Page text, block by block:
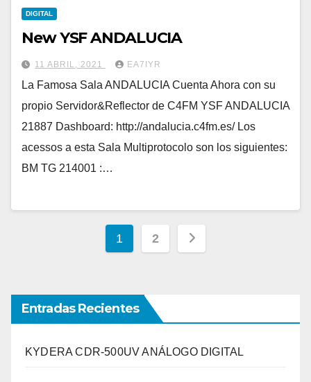
DIGITAL
New YSF ANDALUCIA
11 ABRIL, 2021 EA7IYR
La Famosa Sala ANDALUCIA Cuenta Ahora con su
propio Servidor&Reflector de C4FM YSF ANDALUCIA
21887 Dashboard: http://andalucia.c4fm.es/ Los
acessos a esta Sala Multiprotocolo son los siguientes:
BM TG 214001 :…
Paginación
entradas
1 2
Entradas Recientes
KYDERA CDR-500UV ANÁLOGO DIGITAL